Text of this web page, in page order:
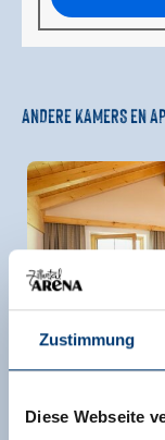
Zustimmung
Diese Webseite
ANDERE KAMERS EN